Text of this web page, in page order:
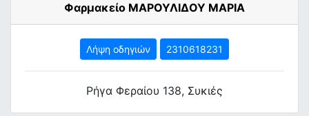
Φαρμακείο ΜΑΡΟΥΛΙΔΟΥ ΜΑΡΙΑ
Λήψη οδηγιών 2310618231
Ρήγα Φεραίου 138, Συκιές